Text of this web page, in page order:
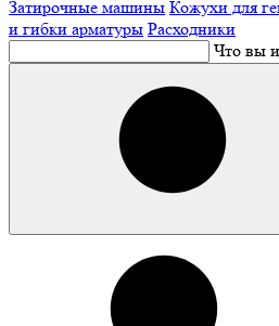
Затирочные машины Кожухи для
и гибки арматуры Расходники
Что вы